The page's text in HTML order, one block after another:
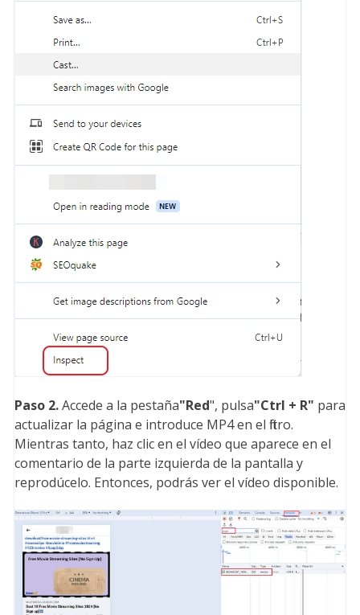
Paso 2.Accede a la pestaña"Red", pulsa"Ctrl + R" para
actualizar la página e introduce MP4 en el filtro.
Mientras tanto, haz clic en el vídeo que aparece en el
comentario de la parte izquierda de la pantalla y
reprodúcelo. Entonces, podrás ver el vídeo disponible.